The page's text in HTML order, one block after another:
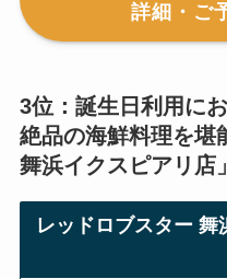
詳細・ご
3位：誕生日利用に
絶品の海鮮料理を堪
舞浜イクスピアリ店」
レッドロブスター 舞